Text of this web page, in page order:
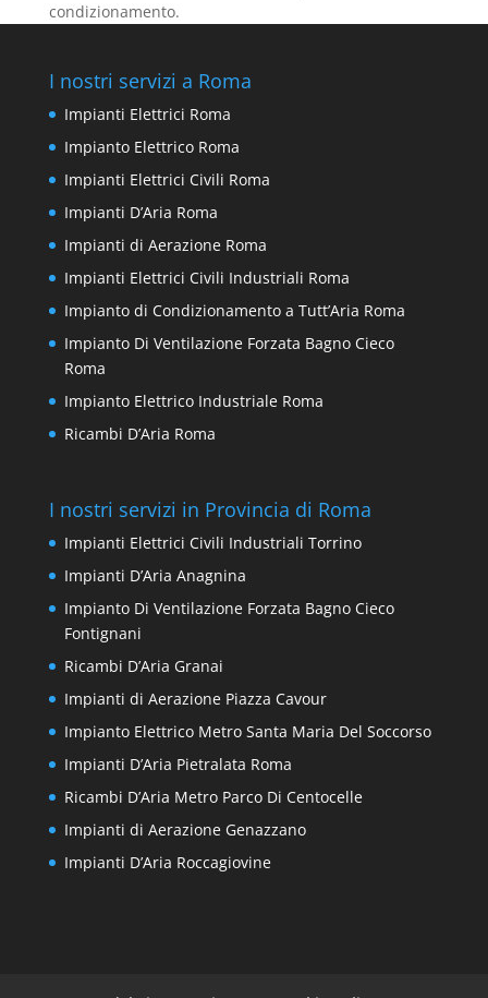
condizionamento.
I nostri servizi a Roma
Impianti Elettrici Roma
Impianto Elettrico Roma
Impianti Elettrici Civili Roma
Impianti D’Aria Roma
Impianti di Aerazione Roma
Impianti Elettrici Civili Industriali Roma
Impianto di Condizionamento a Tutt’Aria Roma
Impianto Di Ventilazione Forzata Bagno Cieco
Roma
Impianto Elettrico Industriale Roma
Ricambi D’Aria Roma
I nostri servizi in Provincia di Roma
Impianti Elettrici Civili Industriali Torrino
Impianti D’Aria Anagnina
Impianto Di Ventilazione Forzata Bagno Cieco
Fontignani
Ricambi D’Aria Granai
Impianti di Aerazione Piazza Cavour
Impianto Elettrico Metro Santa Maria Del Soccorso
Impianti D’Aria Pietralata Roma
Ricambi D’Aria Metro Parco Di Centocelle
Impianti di Aerazione Genazzano
Impianti D’Aria Roccagiovine